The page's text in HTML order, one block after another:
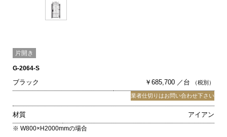
片開き
G-2064-S
ブラック ￥685,700 ／台 （税別）
業者仕切りはお問い合わせ下さい
材質 アイアン
※ W800×H2000mmの場合